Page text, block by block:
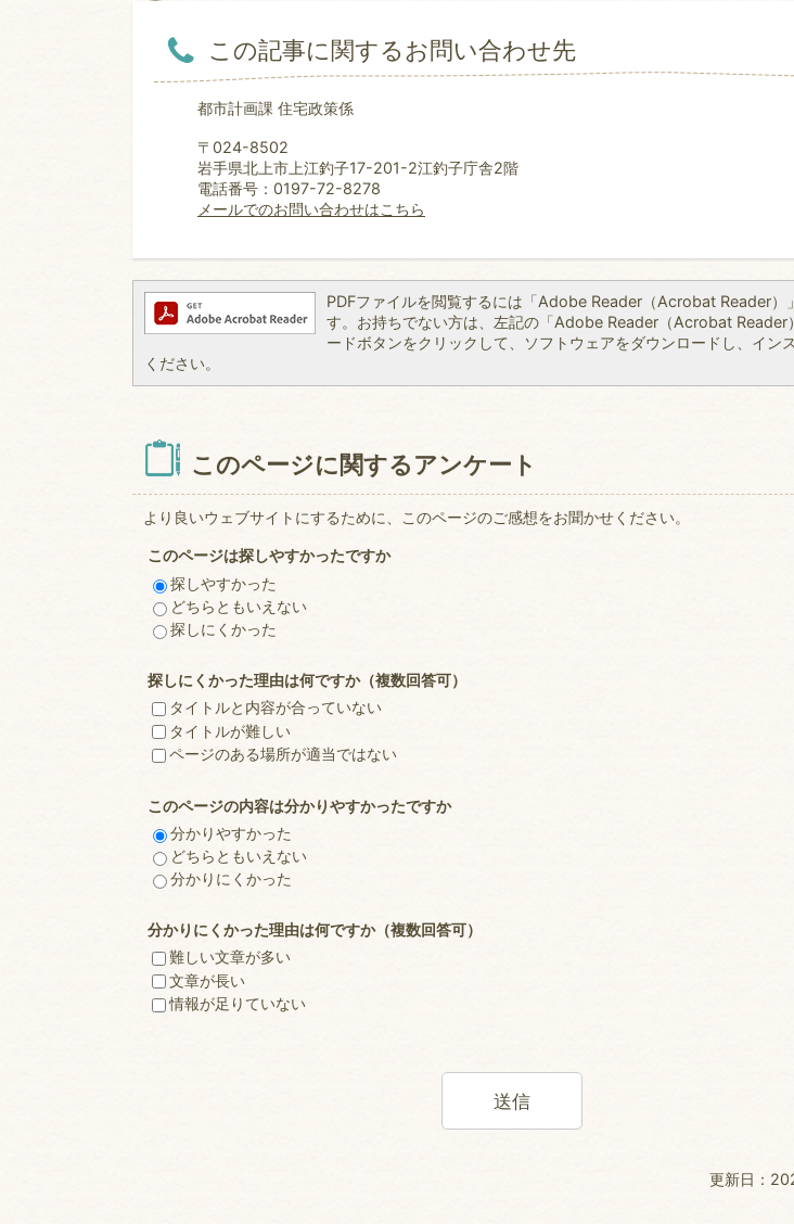
この記事に関するお問い合わせ先
都市計画課 住宅政策係
〒024-8502
岩手県北上市上江釣子17-201-2江釣子庁舎2階
電話番号：0197-72-8278
メールでのお問い合わせはこちら
PDFファイルを閲覧するには「Adobe Reader（Acrobat Reader）
す。お持ちでない方は、左記の「Adobe Reader（Acrobat Reader
ードボタンをクリックして、ソフトウェアをダウンロードし、イン
ください。
このページに関するアンケート
より良いウェブサイトにするために、このページのご感想をお聞かせください。
このページは探しやすかったですか
探しやすかった
どちらともいえない
探しにくかった
探しにくかった理由は何ですか（複数回答可）
タイトルと内容が合っていない
タイトルが難しい
ページのある場所が適当ではない
このページの内容は分かりやすかったですか
分かりやすかった
どちらともいえない
分かりにくかった
分かりにくかった理由は何ですか（複数回答可）
難しい文章が多い
文章が長い
情報が足りていない
更新日：